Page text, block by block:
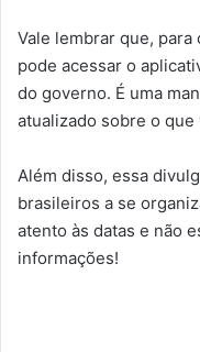
Vale lembrar que,
pode acessar o
do governo. É uma
atualizado sobre o
Além disso, essa
brasileiros a se
atento às datas e não
informações!